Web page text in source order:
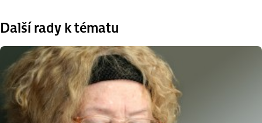
Další rady k tématu